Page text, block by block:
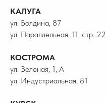
КАЛУГА
ул. Болдина, 87
ул. Параллельная, 11, стр. 22
КОСТРОМА
ул. Зеленая, 1, А
ул. Индустриальная, 81